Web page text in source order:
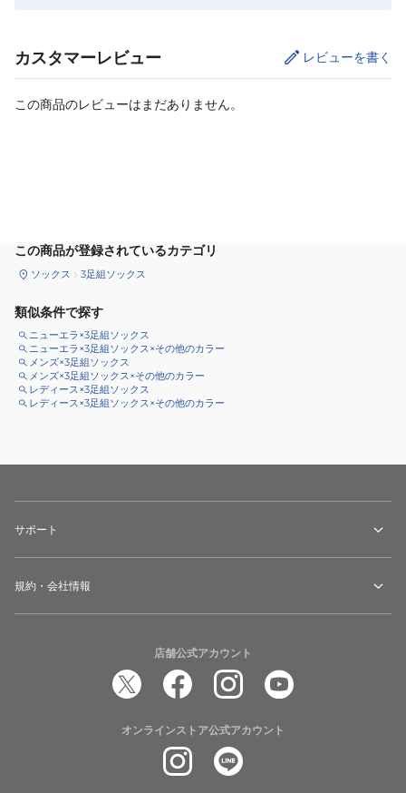
カスタマーレビュー レビューを書く
この商品のレビューはまだありません。
この商品が登録されているカテゴリ
ソックス 3足組ソックス
類似条件で探す
ニューエラ×3足組ソックス
ニューエラ×3足組ソックス×その他のカラー
メンズ×3足組ソックス
メンズ×3足組ソックス×その他のカラー
レディース×3足組ソックス
レディース×3足組ソックス×その他のカラー
サポート
規約・会社情報
店舗公式アカウント
オンラインストア公式アカウント